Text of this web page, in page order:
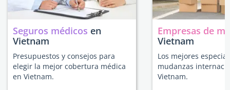
Seguros médicos en
Vietnam
Presupuestos y consejos para
elegir la mejor cobertura médica
en Vietnam.
Empresas de
Vietnam
Los mejores
mudanzas
Vietnam.